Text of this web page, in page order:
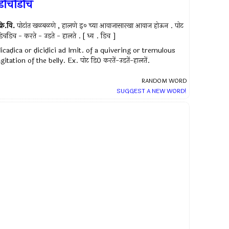
पोटांत खळबळणे , हालणे इ० च्या आवाजासारखा आवाज होऊन . पोट
- करते - उडते - हालते . [ ध्व . डिच ]
or ḍiciḍici ad Imit. of a quivering or tremulous
of the belly. Ex. पोट डि0 करतें-उडतें-हालतें.
RANDOM WORD
SUGGEST A NEW WORD!